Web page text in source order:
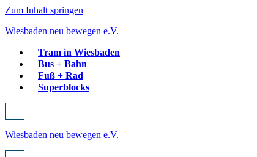
Zum Inhalt springen
Wiesbaden neu bewegen e.V.
Tram in Wiesbaden
Bus + Bahn
Fuß + Rad
Superblocks
Navigationsmenü
Wiesbaden neu bewegen e.V.